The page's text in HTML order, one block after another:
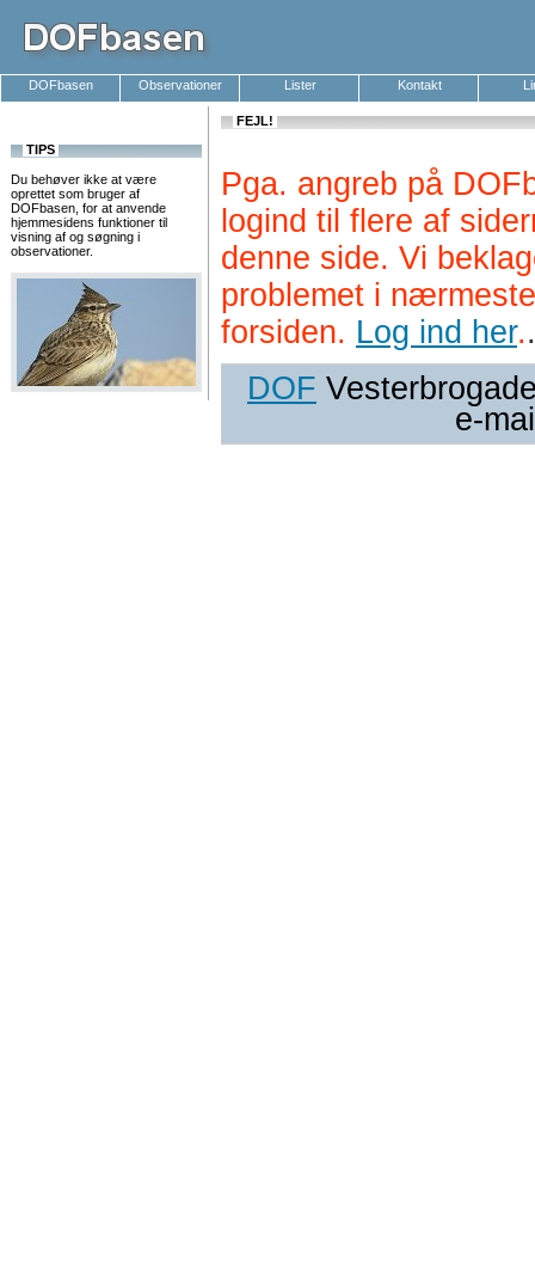
DOFbasen Observationer Lister Kontakt
TIPS
Du behøver ikke at være
oprettet som bruger af
DOFbasen, for at anvende
hjemmesidens funktioner til
visning af og søgning i
observationer.
FEJL!
Pga. angreb på
logind til flere af
denne side. Vi
problemet i
forsiden. Log ind her..
DOF
e-